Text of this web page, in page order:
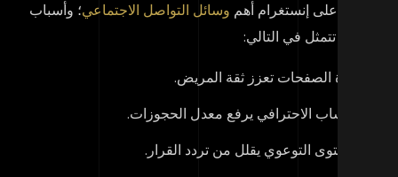
على إنستغرام أهموسائل التواصل الاجتماعي؛ وأسباب
تتمثل في التالي:
إدارة الصفحات تعزز ثقة المريض.
الحساب الاحترافي يرفع معدل الحجوزات.
المحتوى التوعوي يقلل من تردد القرار.